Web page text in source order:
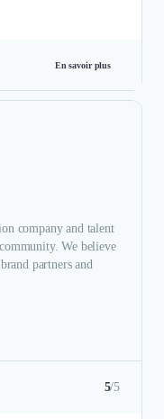
En savoir plus
company and talent
We believe
partners and
5/5